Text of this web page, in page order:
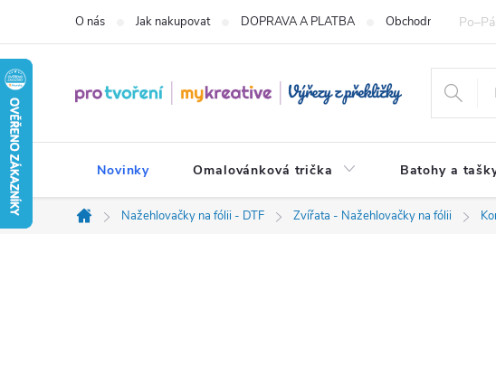
obsah
O nás Jak nakupovat DOPRAVA A PLATBA Obchodní podmínky
Novinky Omalovánková trička Batohy a
Domů
Nažehlovačky na fólii - DTF Zvířata - Nažehlovačky na fólii